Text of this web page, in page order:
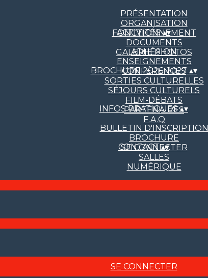
PRÉSENTATION
ORGANISATION
FONCTIONNEMENT
DOCUMENTS
GALERIE PHOTOS
ACTIVITÉS▴▾
ADHÉSION
ENSEIGNEMENTS
CONFÉRENCES
SORTIES CULTURELLES
SÉJOURS CULTURELS
FILM-DÉBATS
PARTENAIRES
F.A.Q
BROCHURE 2026-2027 ▴▾
INFOS PRATIQUES▴▾
BULLETIN D'INSCRIPTION
BROCHURE
SE CONNECTER
SALLES
NUMÉRIQUE
CONTACT▴▾
SE CONNECTER